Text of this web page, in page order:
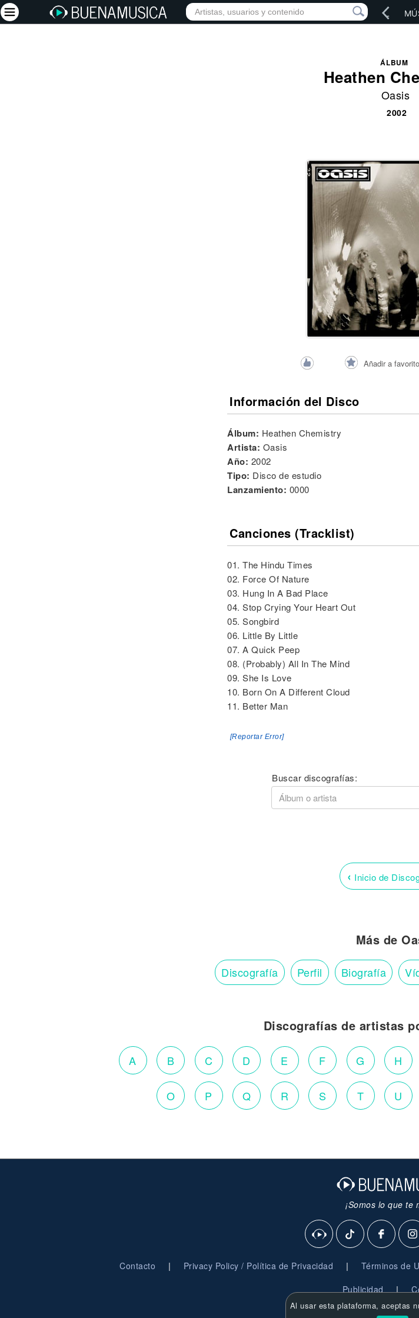
INICIO ARTISTAS RED SOCIAL
ÁLBUM
Heathen
Oasis
2002
Añadir a
Información del Disco
Álbum: Heathen Chemistry
Artista: Oasis
Año: 2002
Tipo: Disco de estudio
Lanzamiento: 0000
Canciones (Tracklist)
01. The Hindu Times
02. Force Of Nature
03. Hung In A Bad Place
04. Stop Crying Your Heart Out
05. Songbird
06. Little By Little
07. A Quick Peep
08. (Probably) All In The Mind
09. She Is Love
10. Born On A Different Cloud
11. Better Man
[Reportar Error]
Buscar discografías:
‹ Inicio de
Más de
Discografía Perfil Biografía
Discografías de artistas
A B C D E F G H
O P Q R S T U
¡Somos lo que te
Contacto | Privacy Policy / Política de Privacidad | Términos de
Publicidad |
Al usar esta plataforma, aceptas